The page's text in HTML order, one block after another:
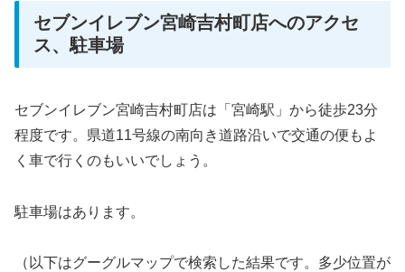
セブンイレブン宮崎吉村町店へのアクセ
ス、駐車場
セブンイレブン宮崎吉村町店は「宮崎駅」から徒歩23分
程度です。県道11号線の南向き道路沿いで交通の便もよ
く車で行くのもいいでしょう。
駐車場はあります。
（以下はグーグルマップで検索した結果です。多少位置が